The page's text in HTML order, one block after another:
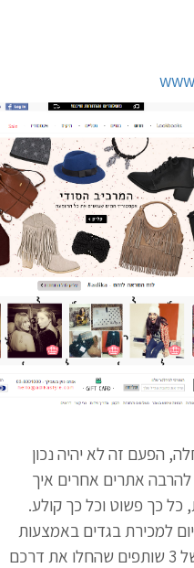
הפעם זה לא יהיה נכון
אתרים אחרים איך
כל כך פשוט וכל כך קולע.
למכירת בגדים באמצעות
האינטרנט בארץ. יוזמה מבורכת של 3 שותפים שהחלו את דרכם